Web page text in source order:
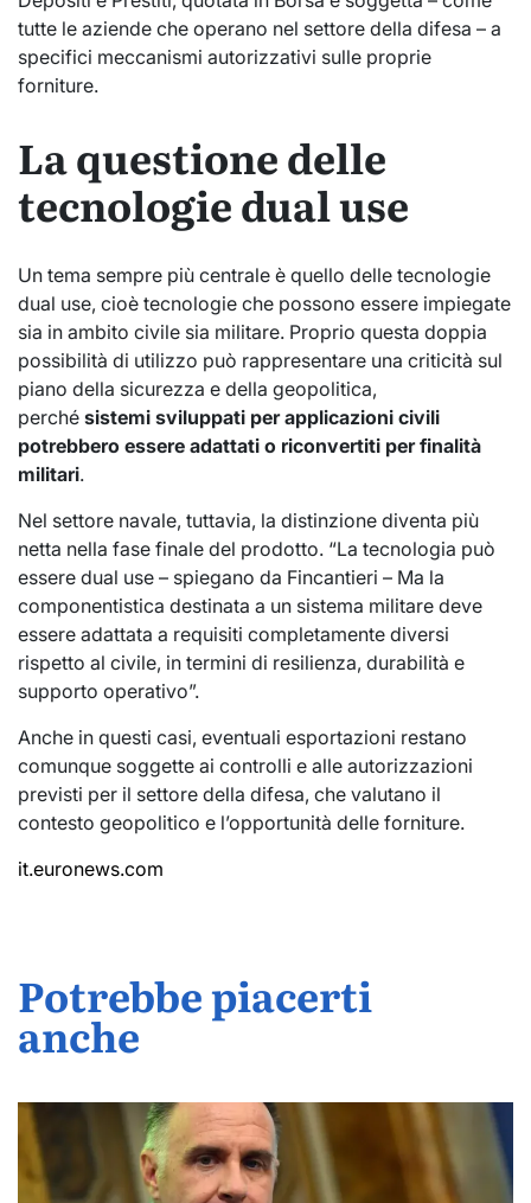
tutte le aziende che operano nel settore della difesa – a
specifici meccanismi autorizzativi sulle proprie
forniture.
La questione delle
tecnologie dual use
Un tema sempre più centrale è quello delle tecnologie
dual use, cioè tecnologie che possono essere impiegate
sia in ambito civile sia militare. Proprio questa doppia
possibilità di utilizzo può rappresentare una criticità sul
piano della sicurezza e della geopolitica,
perché sistemi sviluppati per applicazioni civili
potrebbero essere adattati o riconvertiti per finalità
militari.
Nel settore navale, tuttavia, la distinzione diventa più
netta nella fase finale del prodotto. “La tecnologia può
essere dual use – spiegano da Fincantieri – Ma la
componentistica destinata a un sistema militare deve
essere adattata a requisiti completamente diversi
rispetto al civile, in termini di resilienza, durabilità e
supporto operativo”.
Anche in questi casi, eventuali esportazioni restano
comunque soggette ai controlli e alle autorizzazioni
previsti per il settore della difesa, che valutano il
contesto geopolitico e l’opportunità delle forniture.
it.euronews.com
Potrebbe piacerti
anche